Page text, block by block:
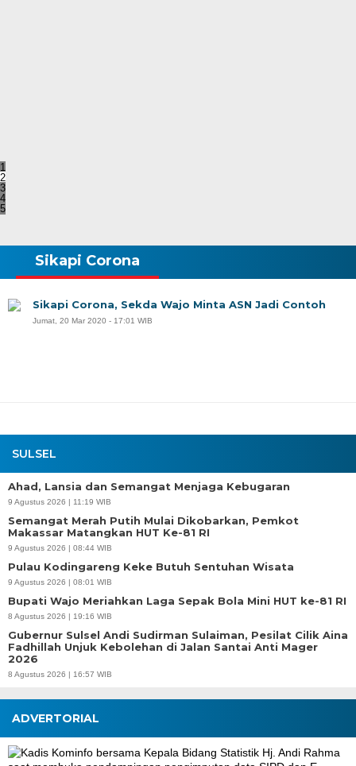
1
2
3
4
5
SULSEL
Ahad, Lansia dan Semangat Menjaga Kebugaran
9 Agustus 2026 | 11:19 WIB
Semangat Merah Putih Mulai Dikobarkan, Pemkot
Makassar Matangkan HUT Ke-81 RI
9 Agustus 2026 | 08:44 WIB
Pulau Kodingareng Keke Butuh Sentuhan Wisata
9 Agustus 2026 | 08:01 WIB
Bupati Wajo Meriahkan Laga Sepak Bola Mini HUT ke-81 RI
8 Agustus 2026 | 19:16 WIB
Gubernur Sulsel Andi Sudirman Sulaiman, Pesilat Cilik Aina
Fadhillah Unjuk Kebolehan di Jalan Santai Anti Mager
2026
8 Agustus 2026 | 16:57 WIB
Sikapi Corona
Sikapi Corona, Sekda Wajo Minta ASN Jadi Contoh
Jumat, 20 Mar 2020 - 17:01 WIB
ADVERTORIAL